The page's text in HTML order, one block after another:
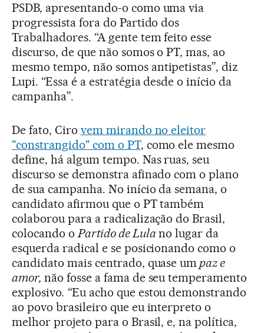
PSDB, apresentando-o como uma via
progressista fora do Partido dos
Trabalhadores. “A gente tem feito esse
discurso, de que não somos o PT, mas, ao
mesmo tempo, não somos antipetistas”, diz
Lupi. “Essa é a estratégia desde o início da
campanha”.
De fato, Ciro vem mirando no eleitor
"constrangido" com o PT, como ele mesmo
define, há algum tempo. Nas ruas, seu
discurso se demonstra afinado com o plano
de sua campanha. No início da semana, o
candidato afirmou que o PT também
colaborou para a radicalização do Brasil,
colocando oPartido de Lula no lugar da
esquerda radical e se posicionando como o
candidato mais centrado, quase umpaz e
amor, não fosse a fama de seu temperamento
explosivo. “Eu acho que estou demonstrando
ao povo brasileiro que eu interpreto o
melhor projeto para o Brasil, e, na política,